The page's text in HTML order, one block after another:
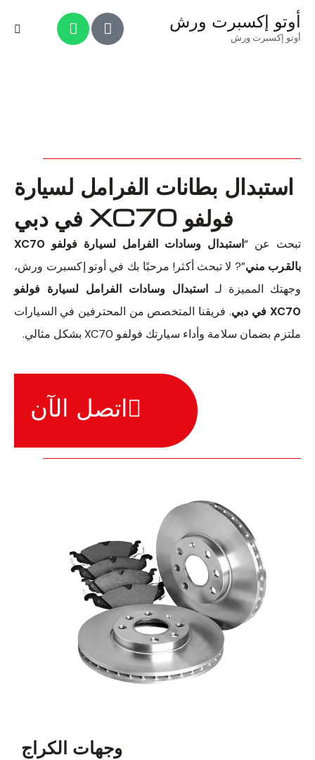
أوتو إكسبرت ورش
أوتو إكسبرت ورش
استبدال بطانات الفرامل لسيارة
فولفو XC70 في دبي
تبحث عن “
استبدال وسادات الفرامل لسيارة فولفو XC70
بالقرب مني”? لا تبحث أكثر! مرحبًا بك في أوتو إكسبرت ورش،
وجهتك المميزة لـ استبدال وسادات الفرامل لسيارة فولفو
XC70 في دبي
. فريقنا المتخصص من المحترفين في السيارات
ملتزم بضمان سلامة وأداء سيارتك فولفو XC70 بشكل مثالي.
اتصل الآن
وجهات الكراج